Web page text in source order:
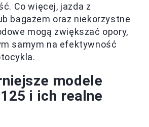
Co więcej, jazda z
bagażem oraz niekorzystne
mogą zwiększać opory,
samym na efektywność
modele
i ich realne